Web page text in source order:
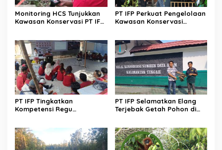
Monitoring HCS Tunjukkan
Kawasan Konservasi PT IFP
PT IFP Perkuat Pengelolaan
Kawasan Konservasi
PT IFP Tingkatkan
Kompetensi Regu
PT IFP Selamatkan Elang
Terjebak Getah Pohon di